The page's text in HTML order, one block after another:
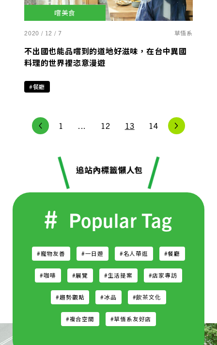
嚐美食
2020 / 12 / 7 草悟系
不出國也能品嚐到的道地好滋味，在台中異國
料理的世界裡恣意漫遊
#餐廳
1 12 13 14
Popular Tag
#寵物友善 #一日遊 #名人帶逛 #餐廳
#咖啡 #展覽 #生活提案 #店家專訪
#趨勢觀點 #冰品 #飲茶文化
#複合空間 #草悟系友好店